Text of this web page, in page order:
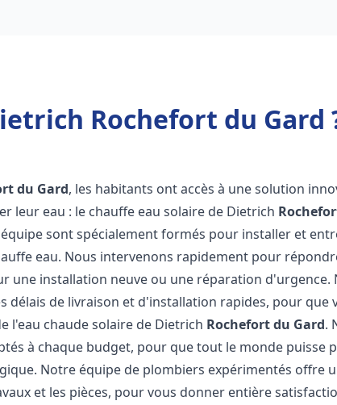
Rochefort du Gard
du Gard, les habitants ont accès à une solution
leur eau : le chauffe eau solaire de Dietrich
sont spécialement formés pour installer et
eau. Nous intervenons rapidement pour
une installation neuve ou une réparation d'urgence.
délais de livraison et d'installation rapides, pour que
l'eau chaude solaire de Dietrich Rochefort du Gard.
à chaque budget, pour que tout le monde puisse
Notre équipe de plombiers expérimentés offre
et les pièces, pour vous donner entière